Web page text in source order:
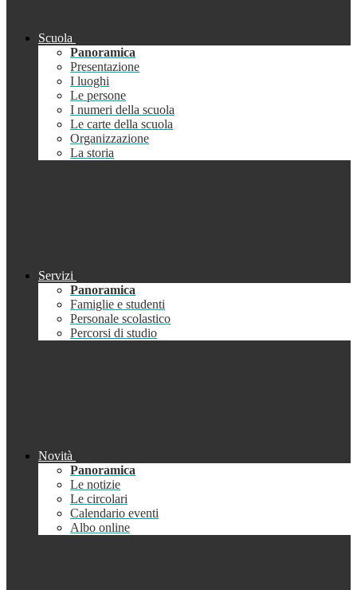
Scuola
Panoramica
Presentazione
I luoghi
Le persone
I numeri della scuola
Le carte della scuola
Organizzazione
La storia
Servizi
Panoramica
Famiglie e studenti
Personale scolastico
Percorsi di studio
Novità
Panoramica
Le notizie
Le circolari
Calendario eventi
Albo online